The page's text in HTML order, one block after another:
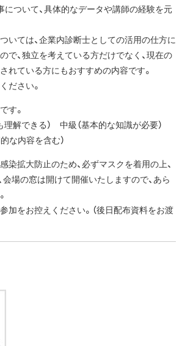
について、具体的なデータや講師の経験を元
いては、企業内診断士としての活用の仕方に
で、独立を考えている方だけでなく、現在の
れている方にもおすすめの内容です。
ださい。
す。
理解できる） 中級（基本的な知識が必要）
な内容を含む）
拡大防止のため、必ずマスクを着用の上、
会場の窓は開けて開催いたしますので、あら
加をお控えください。（後日配布資料をお渡